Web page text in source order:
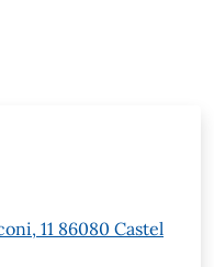
11 86080 Castel